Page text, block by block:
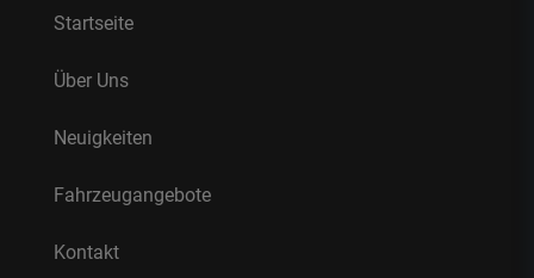
Startseite
Über Uns
Neuigkeiten
Fahrzeugangebote
Kontakt